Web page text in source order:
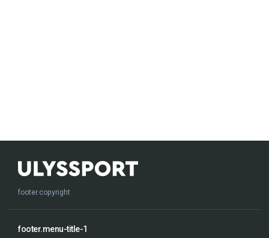
footer.copyright
footer.menu-title-1